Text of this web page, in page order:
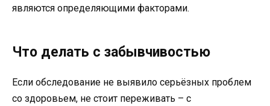
являются определяющими факторами.
Что делать с забывчивостью
Если обследование не выявило серьёзных проблем
со здоровьем, не стоит переживать – с